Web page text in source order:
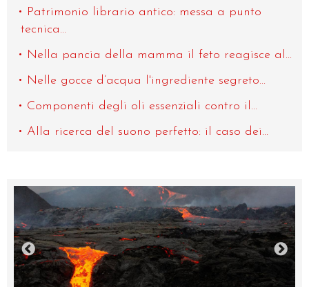
Patrimonio librario antico: messa a punto
tecnica...
Nella pancia della mamma il feto reagisce al...
Nelle gocce d’acqua l'ingrediente segreto...
Componenti degli oli essenziali contro il...
Alla ricerca del suono perfetto: il caso dei...